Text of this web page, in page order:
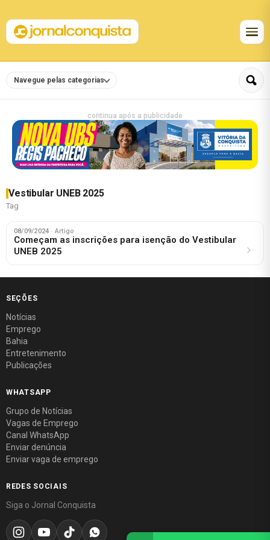
Navegue pelas categorias
continua após a publicidade
Vestibular UNEB 2025
Tag
08/09/2024 · Artigo
Começam as inscrições para isenção do Vestibular
UNEB 2025
SEÇÕES
Notícias
Emprego
Bahia
Entretenimento
Publicações
WHATSAPP
Grupo de Notícias
Vagas de Emprego
Canal WhatsApp
Enviar denúncia
Enviar vaga de emprego
REDES SOCIAIS
Siga o Jornal Conquista